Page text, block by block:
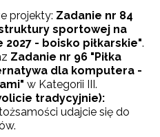
projekty: Zadanie nr 84
sportowej na
- boisko piłkarskie".
Zadanie nr 96 "Piłka
dla komputera -
w Kategorii III.
tradycyjnie):
udajcie się do